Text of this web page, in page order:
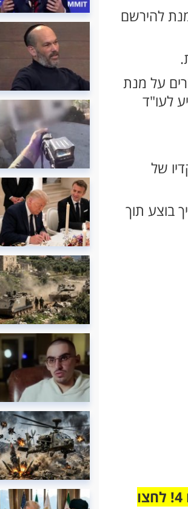
להירשם
דברים על מנת
לעו"ד
של
בוצע תוך
מחוברים רק לקבוצת ווטסאפ אחת מבית מוקד תהילים ארצי? יש לנו 4! לחצו